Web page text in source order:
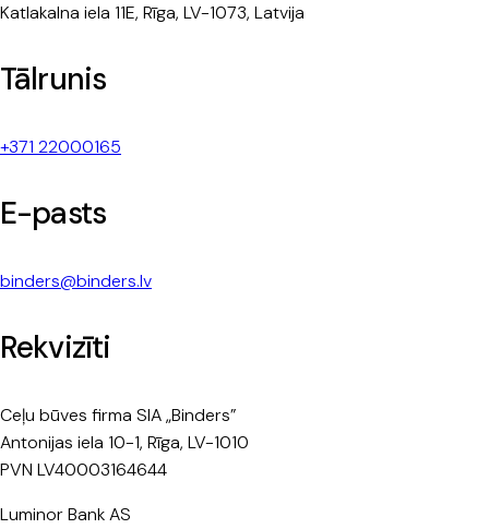
Katlakalna iela 11E, Rīga, LV-1073, Latvija
Tālrunis
+371 22000165
E-pasts
binders@binders.lv
Rekvizīti
Ceļu būves firma SIA „Binders”
Antonijas iela 10-1, Rīga, LV-1010
PVN LV40003164644
Luminor Bank AS